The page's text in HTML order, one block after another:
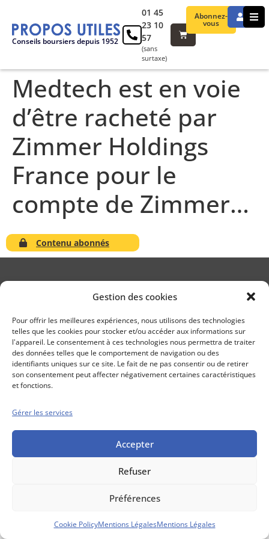
Gestion des cookies
Pour offrir les meilleures expériences, nous utilisons des technologies
telles que les cookies pour stocker et/ou accéder aux informations sur
l'appareil. Le consentement à ces technologies nous permettra de traiter
des données telles que le comportement de navigation ou des
identifiants uniques sur ce site. Le fait de ne pas consentir ou de retirer
son consentement peut affecter négativement certaines caractéristiques
et fonctions.
Gérer les services
Accepter
Refuser
Préférences
Cookie PolicyMentions LégalesMentions Légales
Conseils boursiers depuis 1952
Abonnez-
vous
01 45
23 10
57
(sans
surtaxe)
Medtech est en voie
d’être racheté par
Zimmer Holdings
France pour le
compte de Zimmer…
Contenu abonnés
Conseils boursiers depuis 1952
Propos Utiles est
une publication
des Editions
Marigny
Mentions Légales
Politique cookie